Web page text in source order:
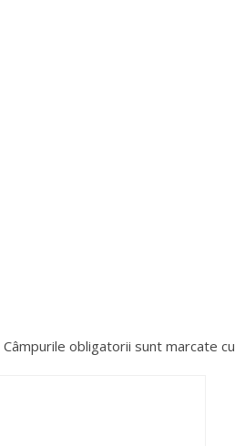
Câmpurile obligatorii sunt marcate cu